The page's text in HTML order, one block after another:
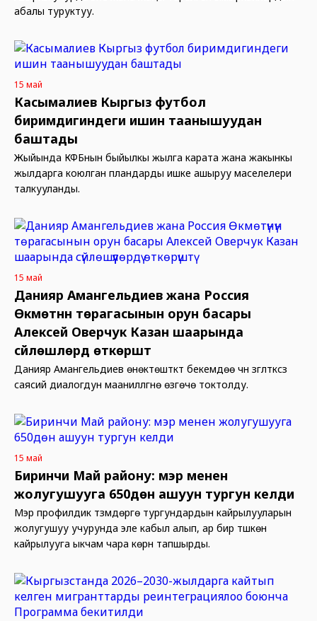
абалы туруктуу.
15 май
Касымалиев Кыргыз футбол
биримдигиндеги ишин таанышуудан
баштады
Жыйында КФБнын быйылкы жылга карата жана жакынкы
жылдарга коюлган пландарды ишке ашыруу маселелери
талкууланды.
15 май
Данияр Амангельдиев жана Россия
Өкмөтүнүн төрагасынын орун басары
Алексей Оверчук Казан шаарында
сүйлөшүүлөрдү өткөрүштү
Данияр Амангельдиев өнөктөштүктү бекемдөө үчүн үзгүлтүксүз
саясий диалогдун маанилүүлүгүнө өзгөчө токтолду.
15 май
Биринчи Май району: мэр менен
жолугушууга 650дөн ашуун тургун келди
Мэр профилдик түзүмдөргө тургундардын кайрылууларын
жолугушуу учурунда эле кабыл алып, ар бир түшкөн
кайрылууга ыкчам чара көрүүнү тапшырды.